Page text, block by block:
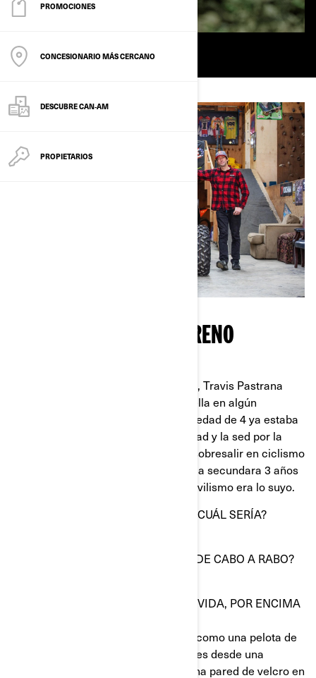
PROMOCIONES
CONCESIONARIO MÁS CERCANO
DESCUBRE CAN‑AM
PROPIETARIOS
SU VEHÍCULO TODO TERRENO
Si has estado viviendo bajo una roca, Travis Pastrana
probablemente condujo encima de ella en algún
momento. Nacido en Maryland, a la edad de 4 ya estaba
manejando una moto de una velocidad y la sed por la
velocidad nunca se fue. A pesar de sobresalir en ciclismo
de montaña y sus estudios (terminó la secundara 3 años
por adelantado), supo que el automovilismo era lo suyo.
¿SI TUVIERAS UN TEMA MUSICAL, CUÁL SERÍA?
¿QUÉ PELÍCULA PUEDES RECITAR DE CABO A RABO?
¿TIENES METAS RIDÍCULAS EN LA VIDA, POR ENCIMA
En lo que va de la semana, me vestí como una pelota de
tennis gigantesca y fui lanzado 70 pies desde una
catapulta a un muelle flotante con una pared de velcro en